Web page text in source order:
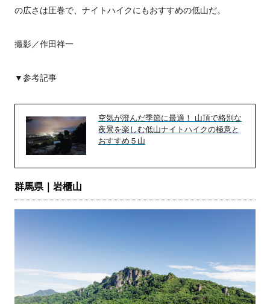
の広さは圧巻で、ナイトハイクにもおすすめの低山だ。
撮影／作田祥一
▼参考記事
空気が澄んだ季節に最適！ 山頂で格別な
夜景を楽しむ低山ナイトハイクの極意と
おすすめ５山
群馬県｜岩櫃山